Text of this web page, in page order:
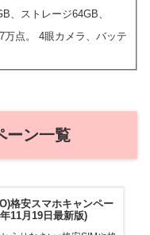
、ストレージ64GB、
万点。 4眼カメラ、バッテ
ーン一覧
格安スマホキャンペー
11月19日最新版)